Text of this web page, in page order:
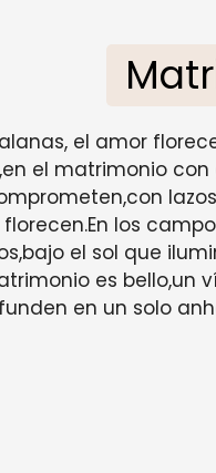
el amor
el matrimonio
los
el sol que
es bello,un
funden en un solo